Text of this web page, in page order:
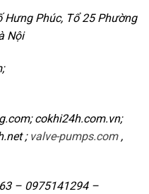
Phúc, Tổ 25 Phường
Nội
cokhi24h.com.vn;
; valve-pumps.com,
– 0975141294 –